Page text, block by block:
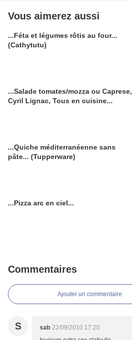
Vous aimerez aussi
...Féta et légumes rôtis au four...
(Cathytutu)
...Salade tomates/mozza ou Caprese,
Cyril Lignac, Tous en cuisine...
...Quiche méditerranéenne sans
pâte... (Tupperware)
...Pizza arc en ciel...
Commentaires
Ajouter un commentaire
S sab 22/09/2010 17:20